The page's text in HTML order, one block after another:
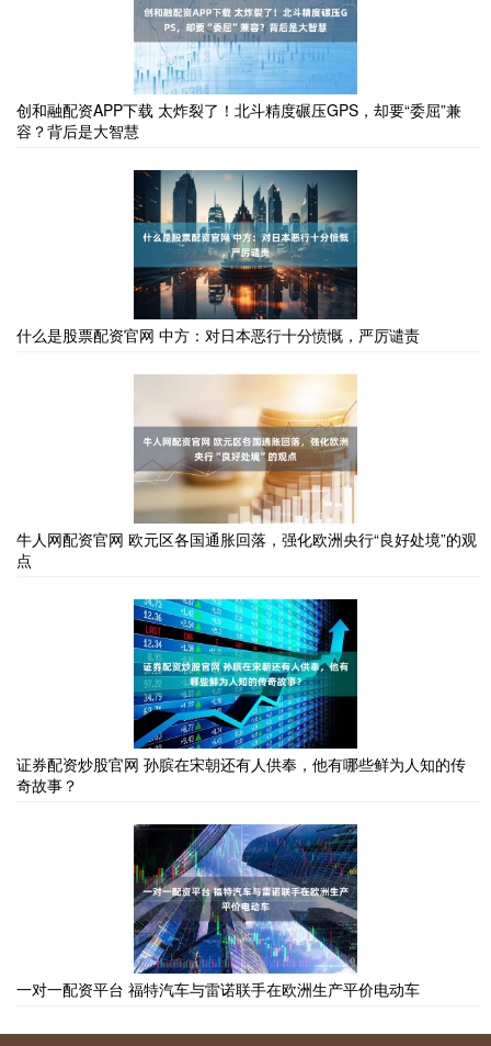
创和融配资APP下载 太炸裂了！北斗精度碾压GPS，却要“委屈”兼
容？背后是大智慧
什么是股票配资官网 中方：对日本恶行十分愤慨，严厉谴责
牛人网配资官网 欧元区各国通胀回落，强化欧洲央行“良好处境”的观
点
证券配资炒股官网 孙膑在宋朝还有人供奉，他有哪些鲜为人知的传
奇故事？
一对一配资平台 福特汽车与雷诺联手在欧洲生产平价电动车